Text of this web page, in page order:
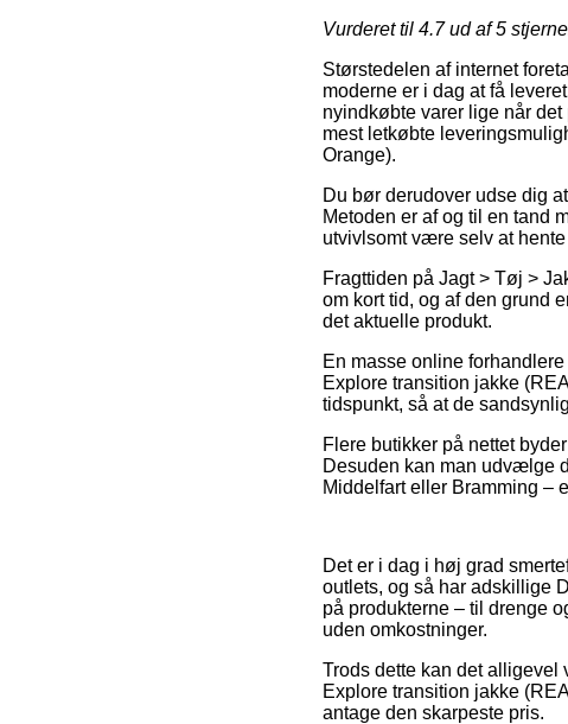
Vurderet til 4.7ud af 5
Størstedelen af internet
moderne er i dag at få
nyindkøbte varer lige når
mest letkøbte
Orange).
Du bør derudover udse dig
Metoden er af og til en tand
utvivlsomt være selv at
Fragttiden på Jagt > Tøj >
om kort tid, og af den grund
det aktuelle produkt.
En masse online
Explore transition jakke
tidspunkt, så at de
Flere butikker på nettet
Desuden kan man udvælge
Middelfart eller Bramming –
Det er i dag i høj grad
outlets, og så har adskillige
på produkterne – til drenge
uden omkostninger.
Trods dette kan det alligevel
Explore transition jakke
antage den skarpeste pris.